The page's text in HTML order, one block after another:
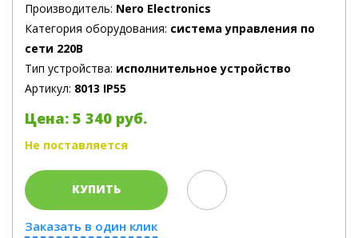
Производитель: Nero Electronics
Категория оборудования: система управления по
сети 220В
Тип устройства: исполнительное устройство
Артикул: 8013 IP55
Цена: 5 340 руб.
Не поставляется
КУПИТЬ
Заказать в один клик